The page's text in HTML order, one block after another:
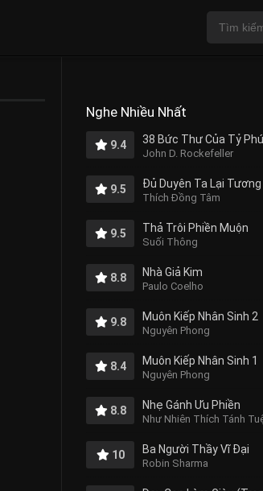
Nghe Nhiều Nhất
9.4
John D. Rockefeller
9.5 Đủ Duyên Ta Lại
Thích Đồng Tâm
9.5 Thả Trôi Phiền Muộn
Suối Thông
8.8 Nhà Giả Kim
Paulo Coelho
9.8 Muôn Kiếp Nhân Sinh 2
Nguyên Phong
8.4 Muôn Kiếp Nhân Sinh 1
Nguyên Phong
8.8 Nhẹ Gánh Ưu Phiền
Như Nhiên Thích Tánh
10 Ba Người Thầy Vĩ Đại
Robin Sharma